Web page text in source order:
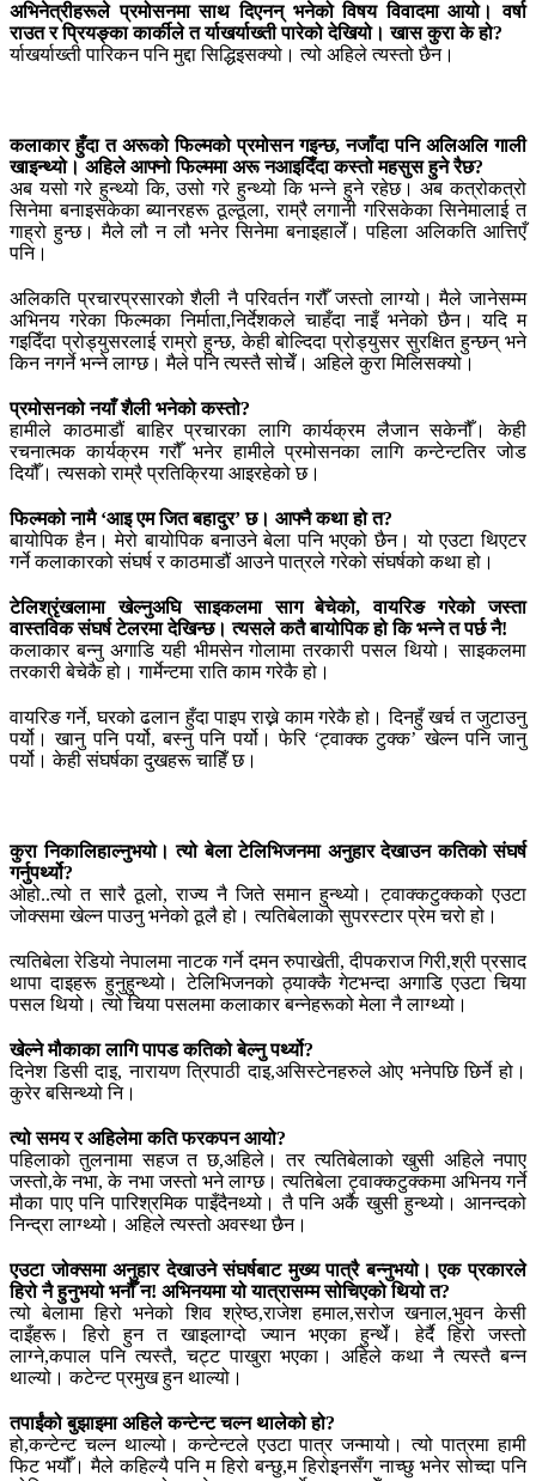
अभिनेत्रीहरूले प्रमोसनमा साथ दिएनन् भनेको विषय विवादमा आयो। वर्षा
राउत र प्रियङ्का कार्कीले त र्याखर्याख्ती पारेको देखियो। खास कुरा के हो?
र्याखर्याख्ती पारिकन पनि मुद्दा सिद्धिइसक्यो। त्यो अहिले त्यस्तो छैन।
कलाकार हुँदा त अरूको फिल्मको प्रमोसन गइन्छ, नजाँदा पनि अलिअलि गाली
खाइन्थ्यो। अहिले आफ्नो फिल्ममा अरू नआइदिँदा कस्तो महसुस हुने रैछ?
अब यसो गरे हुन्थ्यो कि, उसो गरे हुन्थ्यो कि भन्ने हुने रहेछ। अब कत्रोकत्रो
सिनेमा बनाइसकेका ब्यानरहरू ठूल्ठूला, राम्रै लगानी गरिसकेका सिनेमालाई त
गाह्रो हुन्छ। मैले लौ न लौ भनेर सिनेमा बनाइहालेँ। पहिला अलिकति आत्तिएँ
पनि।
अलिकति प्रचारप्रसारको शैली नै परिवर्तन गरौँ जस्तो लाग्यो। मैले जानेसम्म
अभिनय गरेका फिल्मका निर्माता,निर्देशकले चाहँदा नाइँ भनेको छैन। यदि म
गइदिँदा प्रोड्युसरलाई राम्रो हुन्छ, केही बोल्दिदा प्रोड्युसर सुरक्षित हुन्छन् भने
किन नगर्ने भन्ने लाग्छ। मैले पनि त्यस्तै सोचेँ। अहिले कुरा मिलिसक्यो।
प्रमोसनको नयाँ शैली भनेको कस्तो?
हामीले काठमाडौं बाहिर प्रचारका लागि कार्यक्रम लैजान सकेनौँ। केही
रचनात्मक कार्यक्रम गरौँ भनेर हामीले प्रमोसनका लागि कन्टेन्टतिर जोड
दियौँ। त्यसको राम्रै प्रतिक्रिया आइरहेको छ।
फिल्मको नामै ‘आइ एम जित बहादुर’ छ। आफ्नै कथा हो त?
बायोपिक हैन। मेरो बायोपिक बनाउने बेला पनि भएको छैन। यो एउटा थिएटर
गर्ने कलाकारको संघर्ष र काठमाडौं आउने पात्रले गरेको संघर्षको कथा हो।
टेलिश्रृंखलामा खेल्नुअघि साइकलमा साग बेचेको, वायरिङ गरेको जस्ता
वास्तविक संघर्ष टेलरमा देखिन्छ। त्यसले कतै बायोपिक हो कि भन्ने त पर्छ नै!
कलाकार बन्नु अगाडि यही भीमसेन गोलामा तरकारी पसल थियो। साइकलमा
तरकारी बेचेकै हो। गार्मेन्टमा राति काम गरेकै हो।
वायरिङ गर्ने, घरको ढलान हुँदा पाइप राख्ने काम गरेकै हो। दिनहुँ खर्च त जुटाउनु
पर्यो। खानु पनि पर्यो, बस्नु पनि पर्यो। फेरि ‘ट्वाक्क टुक्क’ खेल्न पनि जानु
पर्यो। केही संघर्षका दुखहरू चाहिँ छ।
कुरा निकालिहाल्नुभयो। त्यो बेला टेलिभिजनमा अनुहार देखाउन कतिको संघर्ष
गर्नुपर्थ्यो?
ओहो..त्यो त सारै ठूलो, राज्य नै जिते समान हुन्थ्यो। ट्वाक्कटुक्कको एउटा
जोक्समा खेल्न पाउनु भनेको ठूलै हो। त्यतिबेलाको सुपरस्टार प्रेम चरो हो।
त्यतिबेला रेडियो नेपालमा नाटक गर्ने दमन रुपाखेती, दीपकराज गिरी,श्री प्रसाद
थापा दाइहरू हुनुहुन्थ्यो। टेलिभिजनको ठ्याक्कै गेटभन्दा अगाडि एउटा चिया
पसल थियो। त्यो चिया पसलमा कलाकार बन्नेहरूको मेला नै लाग्थ्यो।
खेल्ने मौकाका लागि पापड कतिको बेल्नु पर्थ्यो?
दिनेश डिसी दाइ, नारायण त्रिपाठी दाइ,असिस्टेनहरुले ओए भनेपछि छिर्ने हो।
कुरेर बसिन्थ्यो नि।
त्यो समय र अहिलेमा कति फरकपन आयो?
पहिलाको तुलनामा सहज त छ,अहिले। तर त्यतिबेलाको खुसी अहिले नपाए
जस्तो,के नभा, के नभा जस्तो भने लाग्छ। त्यतिबेला ट्वाक्कटुक्कमा अभिनय गर्ने
मौका पाए पनि पारिश्रमिक पाइँदैनथ्यो। तै पनि अर्कै खुसी हुन्थ्यो। आनन्दको
निन्द्रा लाग्थ्यो। अहिले त्यस्तो अवस्था छैन।
एउटा जोक्समा अनुहार देखाउने संघर्षबाट मुख्य पात्रै बन्नुभयो। एक प्रकारले
हिरो नै हुनुभयो भनौँ न! अभिनयमा यो यात्रासम्म सोचिएको थियो त?
त्यो बेलामा हिरो भनेको शिव श्रेष्ठ,राजेश हमाल,सरोज खनाल,भुवन केसी
दाइँहरू। हिरो हुन त खाइलाग्दो ज्यान भएका हुन्थेँ। हेर्दै हिरो जस्तो
लाग्ने,कपाल पनि त्यस्तै, चट्ट पाखुरा भएका। अहिले कथा नै त्यस्तै बन्न
थाल्यो। कटेन्ट प्रमुख हुन थाल्यो।
तपाईंको बुझाइमा अहिले कन्टेन्ट चल्न थालेको हो?
हो,कन्टेन्ट चल्न थाल्यो। कन्टेन्टले एउटा पात्र जन्मायो। त्यो पात्रमा हामी
फिट भयौँ। मैले कहिल्यै पनि म हिरो बन्छु,म हिरोइनसँग नाच्छु भनेर सोच्दा पनि